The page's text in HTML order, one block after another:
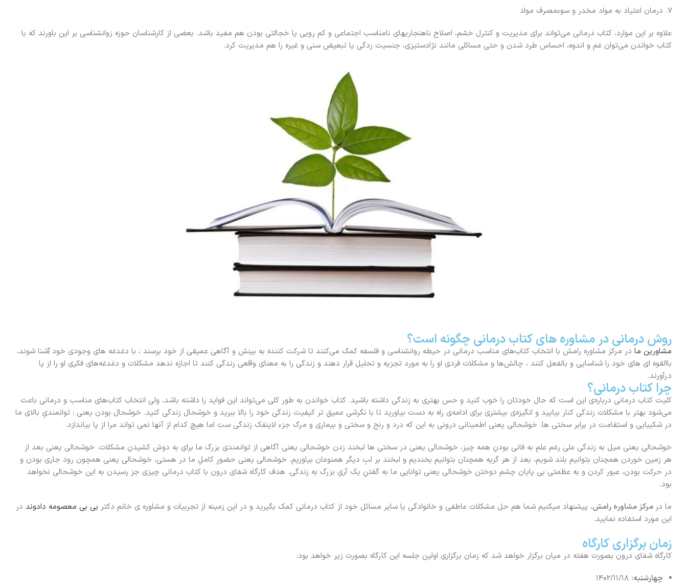
درمان اعتیاد به مواد مخدر و سوءمصرف مواد
علاوه بر این‌ موارد، کتاب‌ درمانی می‌تواند برای مدیریت و کنترل خشم، اصلاح ناهنجاریهای نامناسب اجتماعی و کم‌ رویی یا خجالتی بودن هم مفید باشد. بعضی از کارشناسان حوزه زوانشناسی بر این باورند که با
کتاب خواندن می‌توان غم و اندوه، احساس طرد شدن و حتی مسائلی مانند نژادستیزی، جنسیت‌ زدگی یا تبعیض سنی و غیره را هم مدیریت کرد.
روش درمانی در مشاوره های کتاب درمانی چگونه است؟
مشاورین ما در مرکز مشاوره رامش با انتخاب کتاب‌های مناسب درمانی در حیطه روانشناسی و فلسفه کمک می‌کنند تا شرکت کننده به بینش و آگاهی عمیقی از خود برسند ، با دغدغه های وجودی خود ٱشنا شوند،
باالقوه ای های خود را شناسایی و بالفعل کنند ، چالش‌ها و مشکلات فردی او را به مورد تجزیه و تحلیل قرار دهند و زندگی را به معنای واقعی زندگی کنند تا اجازه ندهد مشکلات و دغدغه‌های فکری او را از پا
درآورند.
چرا کتاب درمانی؟
کلیت کتاب‌ درمانی درباره‌ی این است که حال خودتان را خوب کنید و حس بهتری به زندگی داشته باشید. کتاب خواندن به طور کلی می‌تواند این فواید را داشته باشد، ولی انتخاب کتاب‌های مناسب و درمانی باعث
می‌شود بهتر با مشکلات زندگی کنار بیایید و انگیزه‌ی بیشتری برای ادامه‌ی راه به دست بیاورید تا با نگرشی عمیق تر کیفیت زندگی خود را بالا ببرید و خوشحال زندگی کنید. خوشحال بودن یعنی : توانمندیِ بالای ما
در شکیبایی و استقامت در برابر سختی ها. خوشحالی یعنی اطمینانی درونی به این که درد و رنج و سختی و بیماری و مرگ جزء لاینفک زندگی ست اما هیچ کدام از آنها نمی تواند مرا از پا بیاندازد.
خوشحالی یعنی میل به زندگی علی رغم علمِ به فانی بودنِ همه چیز، خوشحالی یعنی در سختی ها لبخند زدن خوشحالی یعنی آگاهی از توانمندی بزرگ ما برای به دوش کشیدنِ مشکلات. خوشحالی یعنی بعد از
هر زمین خوردن همچنان بتوانیم بلند شویم، بعد از هر گریه همچنان بتوانیم بخندیم و لبخند بر لبِ دیگر همنوعان بیاوریم. خوشحالی یعنی حضورِ کاملِ ما در هستی، خوشحالی یعنی همچون رود جاری بودن و
در حرکت بودن، عبور کردن و به عظمتی بی پایان چشم دوختن خوشحالی یعنی توانایی ما به گفتنِ یک آریِ بزرگ به زندگی. هدف کارگاه شفای درون با کتاب درمانی چیزی جز رسیدن به این خوشحالی نخواهد
بود.
ما در مرکز مشاوره رامش، پیشنهاد میکنیم شما هم حل مشکلات عاطفی و خانوادگی یا سایر مسائل خود از کتاب درمانی کمک بگیرید و در این زمینه از تجربیات و مشاوره ی خانم دکتر بی بی معصومه دادوند در
این مورد استفاده نمایید.
زمان برگزاری کارگاه
کارگاه شفای درون بصورت هفته در میان برگزار خواهد شد که زمان برگزاری اولین جلسه این کارگاه بصورت زیر خواهد بود:
چهارشنبه: